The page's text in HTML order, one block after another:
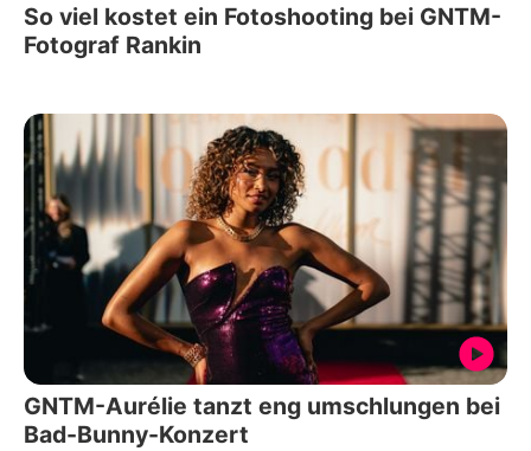
So viel kostet ein Fotoshooting bei GNTM-
Fotograf Rankin
GNTM-Aurélie tanzt eng umschlungen bei
Bad-Bunny-Konzert